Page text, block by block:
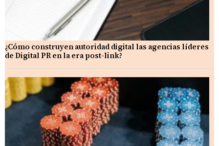
¿Cómo construyen autoridad digital las agencias líderes
de Digital PR en la era post-link?